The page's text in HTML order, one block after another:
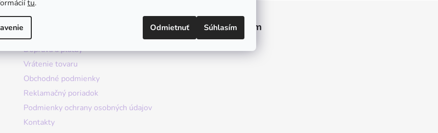
tu.
Odmietnuť Súhlasím
Doprava a platby
Vrátenie tovaru
Obchodné podmienky
Reklamačný poriadok
Podmienky ochrany osobných údajov
Kontakty
Instagram